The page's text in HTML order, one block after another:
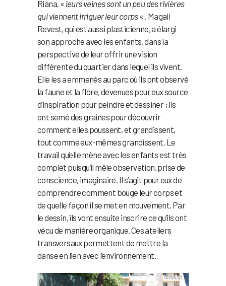
Riana, « leurs veines sont un peu des rivières
qui viennent irriguer leur corps« . Magali
Revest, qui est aussi plasticienne, a élargi
son approche avec les enfants, dans la
perspective de leur offrir une vision
différente du quartier dans lequel ils vivent.
Elle les a emmenés au parc où ils ont observé
la faune et la flore, devenues pour eux source
d’inspiration pour peindre et dessiner ; ils
ont semé des graines pour découvrir
comment elles poussent, et grandissent,
tout comme eux-mêmes grandissent. Le
travail qu’elle mène avec les enfants est très
complet puisqu’il mêle observation, prise de
conscience, imaginaire. Il s’agit pour eux de
comprendre comment bouge leur corps et
de quelle façon il se met en mouvement. Par
le dessin, ils vont ensuite inscrire ce qu’ils ont
vécu de manière organique. Ces ateliers
transversaux permettent de mettre la
danse en lien avec l’environnement.